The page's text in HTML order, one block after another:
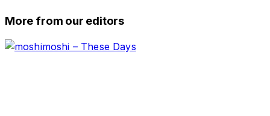
More from our editors